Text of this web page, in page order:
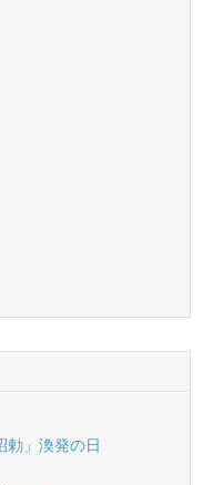
勅」渙発の日